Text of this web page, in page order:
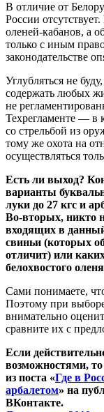
В отличие от
России
оленей-кабанов, а
только с иным
законодательстве
Углубляться не
содержать любых
не
Техрегламенте — в
со стрельбой из
тому же охота на
осуществляться
Есть ли выход?
варианты
луки до 27 кгс и
Во-вторых, никто
входящих в
свиньи (которых
отличит) или
белохвостого
Сами понимаете,
Поэтому при
внимательно
сравните их с
Если
возможностями,
из поста «Где в
арбалетом» на
ВКонтакте.